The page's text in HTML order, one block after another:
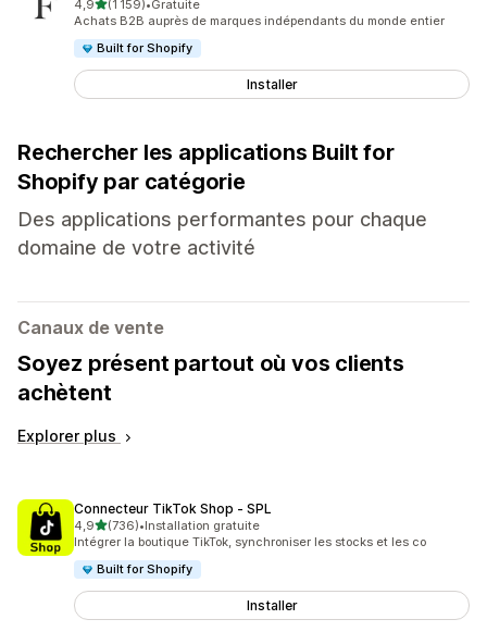
4,9étoile(s) sur 5
(1 159)
1159 avis au total
•Gratuite
Achats B2B auprès de marques indépendants du monde entier
Built for Shopify
Installer
Rechercher les applications Built for
Shopify par catégorie
Des applications performantes pour chaque
domaine de votre activité
Canaux de vente
Soyez présent partout où vos clients
achètent
Explorer plus
Connecteur TikTok Shop ‑ SPL
4,9étoile(s) sur 5
(736)
736 avis au total
•Installation gratuite
Intégrer la boutique TikTok, synchroniser les stocks et les co
Built for Shopify
Installer